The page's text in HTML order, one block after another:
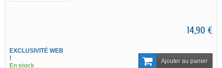
14,90 €
EXCLUSIVITÉ WEB
!
En stock
Ajouter au panier